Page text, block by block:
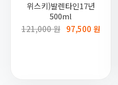
위스키)발렌타인17년
500ml
121,000 원 97,500 원